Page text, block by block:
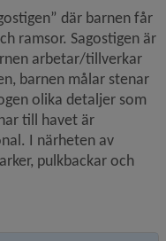
där barnen får
ramsor. Sagostigen är
arbetar/tillverkar
barnen målar stenar
olika detaljer som
till havet är
I närheten av
pulkbackar och